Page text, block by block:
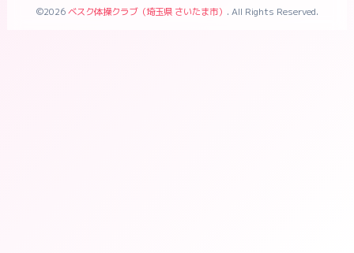
©2026ベスク体操クラブ（埼玉県 さいたま市） . All Rights Reserved.